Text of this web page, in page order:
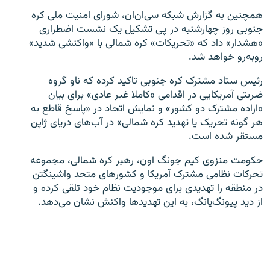
همچنین به گزارش شبکه سی‌ان‌ان، شورای امنیت ملی کره
جنوبی روز چهارشنبه در پی تشکیل یک نشست اضطراری
«هشدار» داد که «تحریکات» کره شمالی با «واکنشی شدید»
روبه‌رو خواهد شد.
رئیس ستاد مشترک کره جنوبی تاکید کرده که ناو گروه
ضربتی آمریکایی در اقدامی «کاملا غیر عادی» برای بیان
«اراده مشترک دو کشور» و نمایش اتحاد در «پاسخ قاطع به
هر گونه تحریک یا تهدید کره شمالی» در آب‌های دریای ژاپن
مستقر شده است.
حکومت منزوی کیم جونگ اون، رهبر کره شمالی، مجموعه
تحرکات نظامی مشترک آمریکا و کشورهای متحد واشینگتن
در منطقه را تهدیدی برای موجودیت نظام خود تلقی کرده و
از دید پیونگ‌یانگ، به این تهدیدها واکنش نشان می‌دهد.